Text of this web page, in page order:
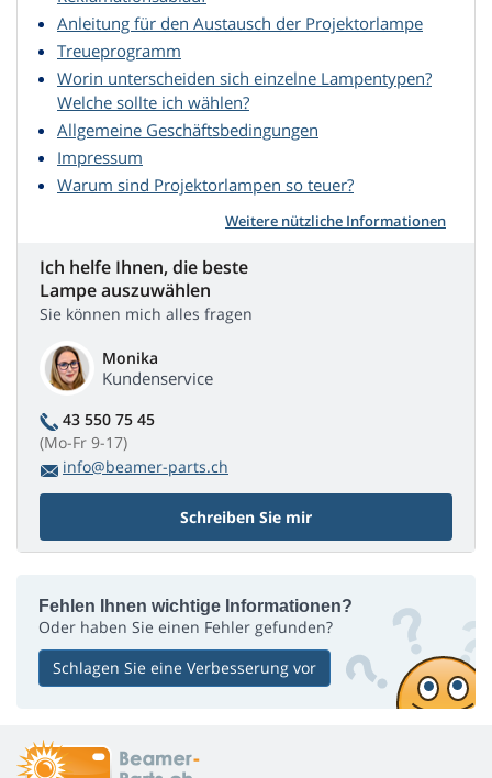
Anleitung für den Austausch der Projektorlampe
Treueprogramm
Worin unterscheiden sich einzelne Lampentypen?
Welche sollte ich wählen?
Allgemeine Geschäftsbedingungen
Impressum
Warum sind Projektorlampen so teuer?
Weitere nützliche Informationen
Ich helfe Ihnen, die beste
Lampe auszuwählen
Sie können mich alles fragen
Monika
Kundenservice
43 550 75 45
(Mo-Fr 9-17)
info@beamer-parts.ch
Schreiben Sie mir
Fehlen Ihnen wichtige Informationen?
Oder haben Sie einen Fehler gefunden?
Schlagen Sie eine Verbesserung vor